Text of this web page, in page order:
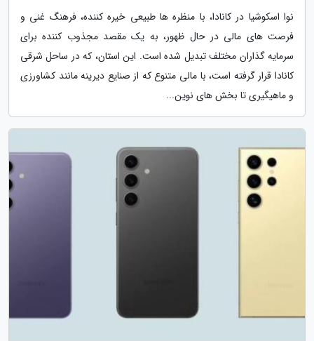
نوا اسکوشیا در کانادا، با منظره ها طبیعی خیره کننده، فرهنگ غنی و
فرصت های مالی در حال ظهور، به یک مقصد مجذوب کننده برای
سرمایه گذاران مختلف تبدیل شده است. این استان، که در ساحل شرقی
کانادا قرار گرفته است، با مالی متنوع که از صنایع دیرینه مانند کشاورزی
و ماهیگیری تا بخش های نوین...